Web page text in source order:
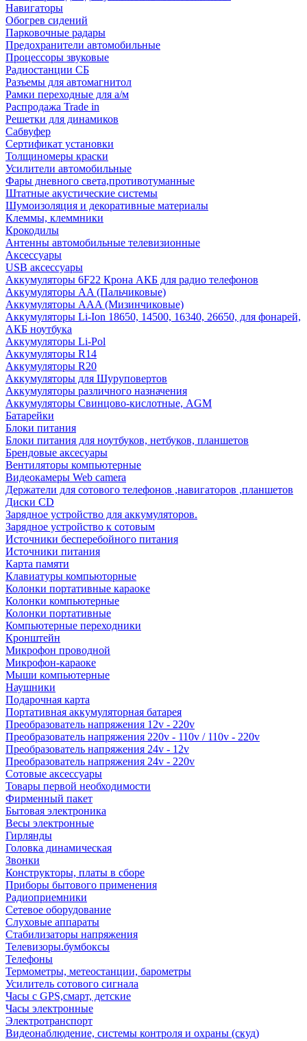
Навигаторы
Обогрев сидений
Парковочные радары
Предохранители автомобильные
Процессоры звуковые
Радиостанции СБ
Разъемы для автомагнитол
Рамки переходные для а/м
Распродажа Trade in
Решетки для динамиков
Сабвуфер
Сертификат установки
Толщиномеры краски
Усилители автомобильные
Фары дневного света,противотуманные
Штатные акустические системы
Шумоизоляция и декоративные материалы
Клеммы, клеммники
Крокодилы
Антенны автомобильные телевизионные
Аксессуары
USB аксессуары
Аккумуляторы 6F22 Крона АКБ для радио телефонов
Аккумуляторы AA (Пальчиковые)
Аккумуляторы AAA (Мизинчиковые)
Аккумуляторы Li-Ion 18650, 14500, 16340, 26650, для фонарей,
АКБ ноутбука
Аккумуляторы Li-Pol
Аккумуляторы R14
Аккумуляторы R20
Аккумуляторы для Шуруповертов
Аккумуляторы различного назначения
Аккумуляторы Свинцово-кислотные, AGM
Батарейки
Блоки питания
Блоки питания для ноутбуков, нетбуков, планшетов
Брендовые аксесуары
Вентиляторы компьютерные
Видеокамеры Web camera
Держатели для сотового телефонов ,навигаторов ,планшетов
Диски CD
Зарядное устройство для аккумуляторов.
Зарядное устройство к сотовым
Источники бесперебойного питания
Источники питания
Карта памяти
Клавиатуры компьюторные
Колонки портативные караоке
Колонки компьютерные
Колонки портативные
Компьютерные переходники
Кронштейн
Микрофон проводной
Микрофон-караоке
Мыши компьютерные
Наушники
Подарочная карта
Портативная аккумуляторная батарея
Преобразователь напряжения 12v - 220v
Преобразователь напряжения 220v - 110v / 110v - 220v
Преобразователь напряжения 24v - 12v
Преобразователь напряжения 24v - 220v
Сотовые аксессуары
Товары первой необходимости
Фирменный пакет
Бытовая электроника
Весы электронные
Гирлянды
Головка динамическая
Звонки
Конструкторы, платы в сборе
Приборы бытового применения
Радиоприемники
Сетевое оборудование
Слуховые аппараты
Стабилизаторы напряжения
Телевизоры.бумбоксы
Телефоны
Термометры, метеостанции, барометры
Усилитель сотового сигнала
Часы с GPS,смарт, детские
Часы электронные
Электротранспорт
Видеонаблюдение, системы контроля и охраны (скуд)